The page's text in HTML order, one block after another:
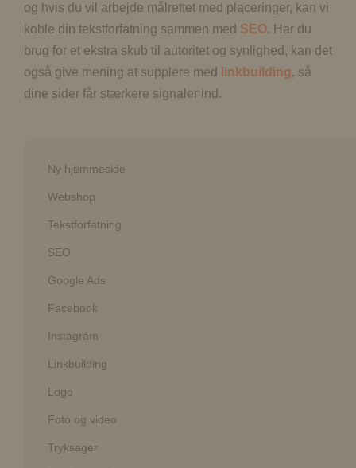
og hvis du vil arbejde målrettet med placeringer, kan vi
koble din tekstforfatning sammen med SEO. Har du
brug for et ekstra skub til autoritet og synlighed, kan det
også give mening at supplere med
linkbuilding, så
dine sider får stærkere signaler ind.
Ny hjemmeside
Webshop
Tekstforfatning
SEO
Google Ads
Facebook
Instagram
Linkbuilding
Logo
Foto og video
Tryksager